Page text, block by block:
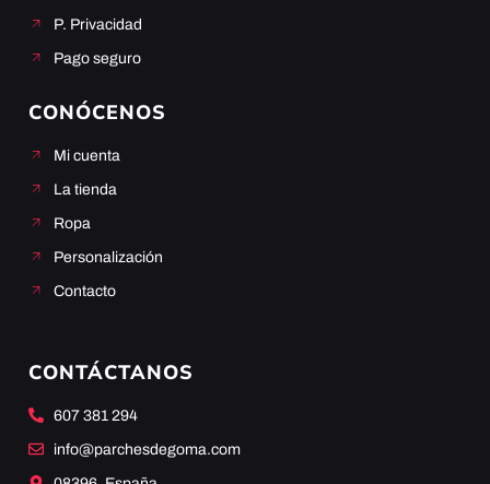
P. Privacidad
Pago seguro
CONÓCENOS
Mi cuenta
La tienda
Ropa
Personalización
Contacto
CONTÁCTANOS
607 381 294
info@parchesdegoma.com